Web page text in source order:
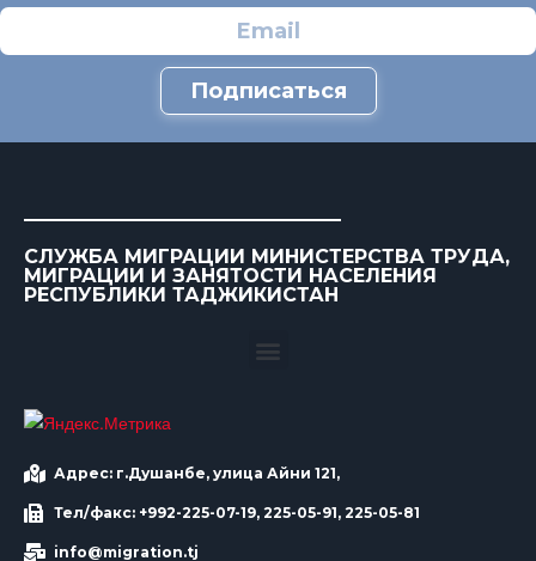
Подписаться
СЛУЖБА МИГРАЦИИ МИНИСТЕРСТВА ТРУДА,
МИГРАЦИИ И ЗАНЯТОСТИ НАСЕЛЕНИЯ
РЕСПУБЛИКИ ТАДЖИКИСТАН
Адрес: г.Душанбе, улица Айни 121,
Тел/факс: +992-225-07-19, 225-05-91, 225-05-81
info@migration.tj